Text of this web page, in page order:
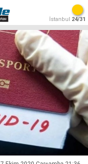
İstanbul 24/31